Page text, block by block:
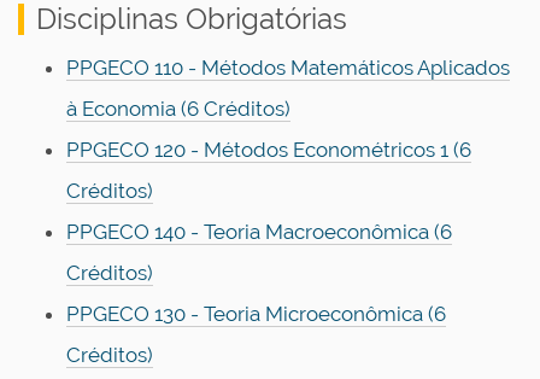
Disciplinas Obrigatórias
PPGECO 110 - Métodos Matemáticos Aplicados
à Economia (6 Créditos)
PPGECO 120 - Métodos Econométricos 1 (6
Créditos)
PPGECO 140 - Teoria Macroeconômica (6
Créditos)
PPGECO 130 - Teoria Microeconômica (6
Créditos)